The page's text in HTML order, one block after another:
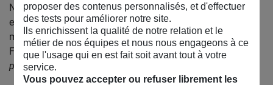
Né en 1987, Norman Ajari est docteur en philosophie,
enseignant à l’université Villanova de Philadelphie et
membre du bureau exécutif de la Fondation Frantz-
Fanon. Il est l’auteur deLa Dignité ou la mort. Éthique et
politique de la race
proposer des contenus personnalisés, et d'effectuer
des tests pour améliorer notre site.
Ils enrichissent la qualité de notre relation et le
métier de nos équipes et nous nous engageons à ce
que l'usage qui en est fait soit avant tout à votre
service.
Vous pouvez accepter ou refuser librement les